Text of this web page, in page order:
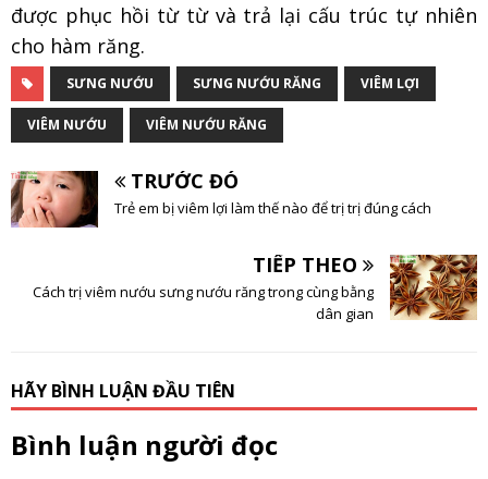
được phục hồi từ từ và trả lại cấu trúc tự nhiên
cho hàm răng.
SƯNG NƯỚU SƯNG NƯỚU RĂNG VIÊM LỢI
VIÊM NƯỚU VIÊM NƯỚU RĂNG
TRƯỚC ĐÓ
Trẻ em bị viêm lợi làm thế nào để trị trị đúng cách
TIẾP THEO
Cách trị viêm nướu sưng nướu răng trong cùng bằng
dân gian
HÃY BÌNH LUẬN ĐẦU TIÊN
Bình luận người đọc